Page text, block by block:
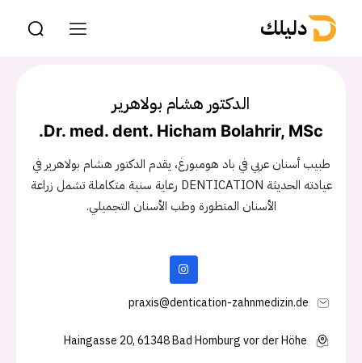
دليلك
الدكتور هشام بولاهرير
Dr. med. dent. Hicham Bolahrir, MSc.
طبيب أسنان عربي في باد هومبورغ، يقدم الدكتور هشام بولاهرير في
عيادته الحديثة DENTICATION رعاية سنية متكاملة تشمل زراعة
الأسنان المتطورة وطب الأسنان التجميلي.
praxis@dentication-zahnmedizin.de
Haingasse 20, 61348 Bad Homburg vor der Höhe